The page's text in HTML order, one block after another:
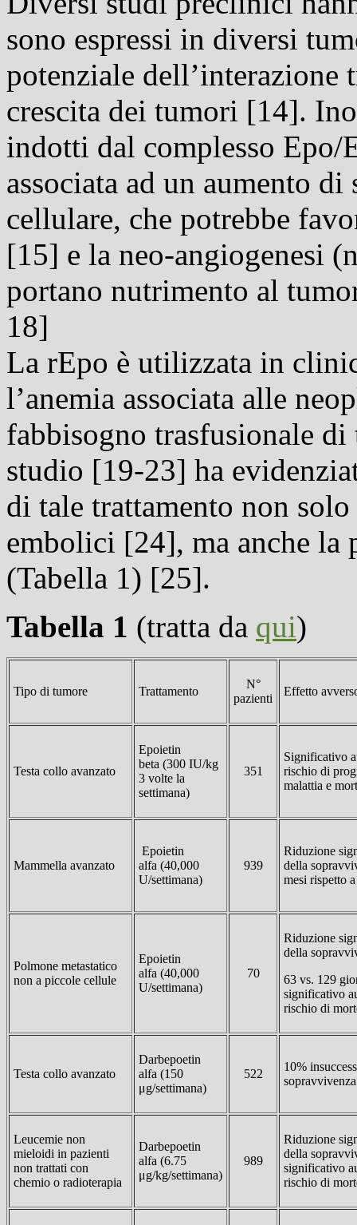
sono espressi in diversi
potenziale dell’interazione
crescita dei tumori [14].
indotti dal complesso Epo/
associata ad un aumento
cellulare, che potrebbe
[15] e la neo-angiogenesi
portano nutrimento al
18]
La rEpo è utilizzata in
l’anemia associata alle
fabbisogno trasfusionale
studio [19-23] ha
di tale trattamento non
embolici [24], ma anche la
(Tabella 1) [25].
Tabella 1 (tratta da qui)
Tipo di tumore Trattamento
N°
pazienti
Effetto
Testa collo avanzato
Epoietin
beta (300 IU/kg
3 volte la
settimana)
351
Significativo
rischio di
malattia e
Mammella avanzato
Epoietin
alfa (40,000
U/settimana)
939
Riduzione
della
mesi rispetto
Polmone metastatico
non a piccole cellule
Epoietin
alfa (40,000
U/settimana)
70
Riduzione
della
63 vs. 129
significativo
rischio di
Testa collo avanzato
Darbepoetin
alfa (150
μg/settimana)
522
10%
Leucemie non
mieloidi in pazienti
non trattati con
chemio o radioterapia
Darbepoetin
alfa (6.75
μg/kg/settimana)
989
Riduzione
della
significativo
rischio di